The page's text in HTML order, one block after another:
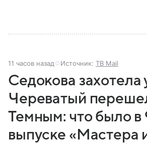
11 часов назад Источник: ТВ Mail
Седокова захотела
Череватый
Темным: что было в
выпуске «Мастера